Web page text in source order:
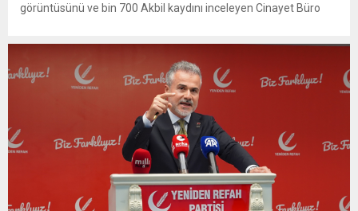
görüntüsünü ve bin 700 Akbil kaydını inceleyen Cinayet Büro